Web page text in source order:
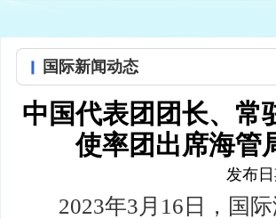
国际新闻动态
中国代表团团长、常
使率团出席海管
发布日
2023年3月16日，国